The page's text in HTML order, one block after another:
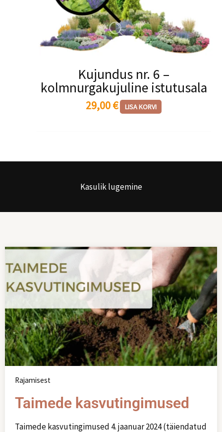
Kujundus nr. 6 –
kolmnurgakujuline istutusala
29,00€ LISA KORVI
Kasulik lugemine
Rajamisest
Taimede kasvutingimused
Taimede kasvutingimused 4. jaanuar 2024 (täiendatud